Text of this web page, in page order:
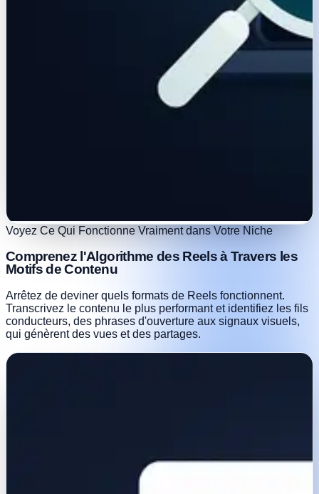
Voyez Ce Qui Fonctionne Vraiment dans Votre Niche
Comprenez l'Algorithme des Reels à Travers les
Motifs de Contenu
Arrêtez de deviner quels formats de Reels fonctionnent.
Transcrivez le contenu le plus performant et identifiez les fils
conducteurs, des phrases d'ouverture aux signaux visuels,
qui génèrent des vues et des partages.